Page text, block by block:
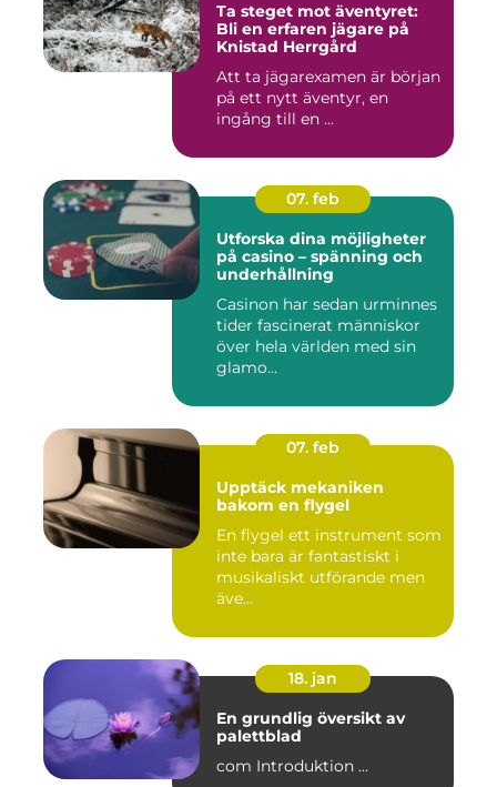
Ta steget mot äventyret:
Bli en erfaren jägare på
Knistad Herrgård
Att ta jägarexamen är början
på ett nytt äventyr, en
ingång till en ...
07. feb
Utforska dina möjligheter
på casino – spänning och
underhållning
Casinon har sedan urminnes
tider fascinerat människor
över hela världen med sin
glamo...
07. feb
Upptäck mekaniken
bakom en flygel
En flygel ett instrument som
inte bara är fantastiskt i
musikaliskt utförande men
äve...
18. jan
En grundlig översikt av
palettblad
com Introduktion ...